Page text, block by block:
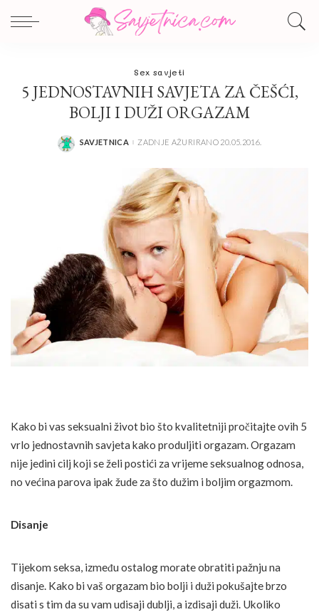
Sex savjeti
5 JEDNOSTAVNIH SAVJETA ZA ČEŠĆI,
BOLJI I DUŽI ORGAZAM
POSTED
SAVJETNICA ZADNJE AŽURIRANO 20.05.2016.
Kako bi vas seksualni život bio što kvalitetniji pročitajte ovih 5
vrlo jednostavnih savjeta kako produljiti orgazam. Orgazam
nije jedini cilj koji se želi postići za vrijeme seksualnog odnosa,
no većina parova ipak žude za što dužim i boljim orgazmom.
Disanje
Tijekom seksa, između ostalog morate obratiti pažnju na
disanje. Kako bi vaš orgazam bio bolji i duži pokušajte brzo
disati s tim da su vam udisaji dublji, a izdisaji duži. Ukoliko